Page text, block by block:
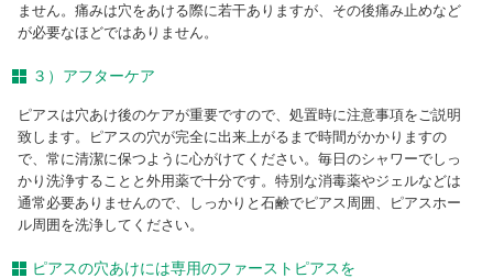
ません。痛みは穴をあける際に若干ありますが、その後痛み止めなど
が必要なほどではありません。
３）アフターケア
ピアスは穴あけ後のケアが重要ですので、処置時に注意事項をご説明
致します。ピアスの穴が完全に出来上がるまで時間がかかりますの
で、常に清潔に保つように心がけてください。毎日のシャワーでしっ
かり洗浄することと外用薬で十分です。特別な消毒薬やジェルなどは
通常必要ありませんので、しっかりと石鹸でピアス周囲、ピアスホー
ル周囲を洗浄してください。
ピアスの穴あけには専用のファーストピアスを